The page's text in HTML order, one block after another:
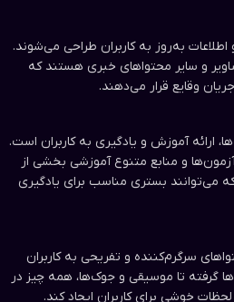
اطلاعات به‌روز به کاربران طراحی می‌شوند.
و سایر محتواهای خبری هستند که
وقایع قرار می‌دهند.
ارائه آموزش و یادگیری به کاربران است.
آزمون‌ها و منابع متنوع آموزشی بخشی از
بستری مناسب برای یادگیری
سرگرم‌کننده و تفریحی به کاربران
گرفته تا موسیقی و جوک‌ها، همه چیز در
خوشی برای کاربران ایجاد کند.